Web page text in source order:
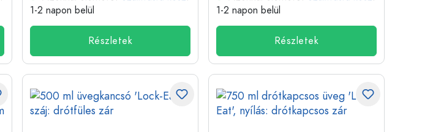
1-2 napon belül
Részletek
1-2 napon belül
Részletek